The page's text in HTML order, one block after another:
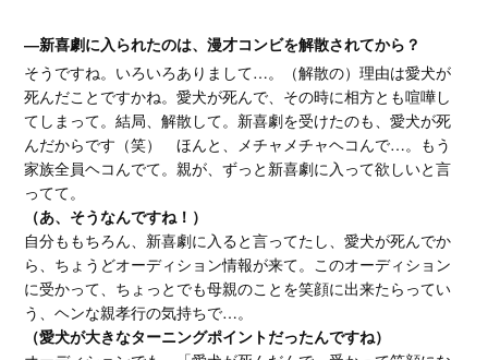
―新喜劇に入られたのは、漫才コンビを解散されてから？
そうですね。いろいろありまして…。（解散の）理由は愛犬が
死んだことですかね。愛犬が死んで、その時に相方とも喧嘩し
てしまって。結局、解散して。新喜劇を受けたのも、愛犬が死
んだからです（笑） ほんと、メチャメチャヘコんで…。もう
家族全員ヘコんでて。親が、ずっと新喜劇に入って欲しいと言
ってて。
（あ、そうなんですね！）
自分ももちろん、新喜劇に入ると言ってたし、愛犬が死んでか
ら、ちょうどオーディション情報が来て。このオーディション
に受かって、ちょっとでも母親のことを笑顔に出来たらってい
う、ヘンな親孝行の気持ちで…。
（愛犬が大きなターニングポイントだったんですね）